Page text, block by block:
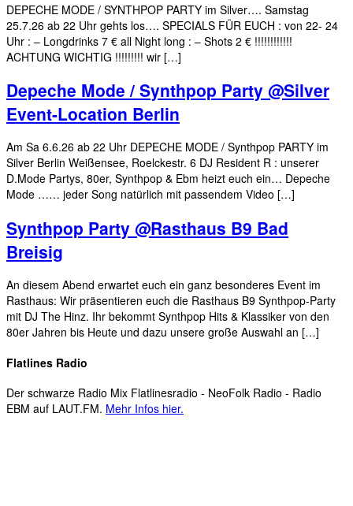
DEPECHE MODE / SYNTHPOP PARTY im Silver…. Samstag
25.7.26 ab 22 Uhr gehts los…. SPECIALS FÜR EUCH : von 22- 24
Uhr : – Longdrinks 7 € all Night long : – Shots 2 € !!!!!!!!!!!!
ACHTUNG WICHTIG !!!!!!!!! wir […]
Depeche Mode / Synthpop Party @Silver
Event-Location Berlin
Am Sa 6.6.26 ab 22 Uhr DEPECHE MODE / Synthpop PARTY im
Silver Berlin Weißensee, Roelckestr. 6 DJ Resident R : unserer
D.Mode Partys, 80er, Synthpop & Ebm heizt euch ein… Depeche
Mode …… jeder Song natürlich mit passendem Video […]
Synthpop Party @Rasthaus B9 Bad
Breisig
An diesem Abend erwartet euch ein ganz besonderes Event im
Rasthaus: Wir präsentieren euch die Rasthaus B9 Synthpop-Party
mit DJ The Hinz. Ihr bekommt Synthpop Hits & Klassiker von den
80er Jahren bis Heute und dazu unsere große Auswahl an […]
Flatlines Radio
Der schwarze Radio Mix Flatlinesradio - NeoFolk Radio - Radio
EBM auf LAUT.FM. Mehr Infos hier.